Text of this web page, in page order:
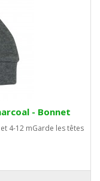
- Bonnet
4-12 mGarde les têtes